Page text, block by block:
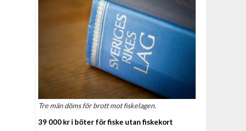
Tre män döms för brott mot fiskelagen.
39 000 kr i böter för fiske utan fiskekort